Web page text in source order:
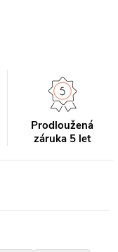
Prodloužená
záruka 5 let